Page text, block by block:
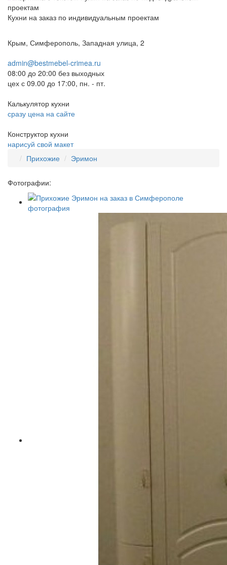
Кухни на заказ по индивидуальным проектам
Крым, Симферополь, Западная улица, 2
admin@bestmebel-crimea.ru
08:00 до 20:00 без выходных
цех с 09.00 до 17:00, пн. - пт.
Калькулятор кухни
сразу цена на сайте
Конструктор кухни
нарисуй свой макет
Прихожие
Эримон
Фотографии: